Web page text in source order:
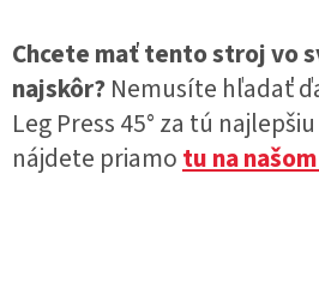
Chcete mať tento stroj vo
najskôr?Nemusíte hľadať
Leg Press 45° za tú
nájdete priamotu na